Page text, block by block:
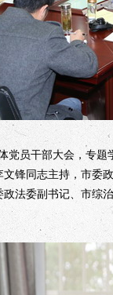
党员干部大会，专
锋同志主持，市委
法委副书记、市综